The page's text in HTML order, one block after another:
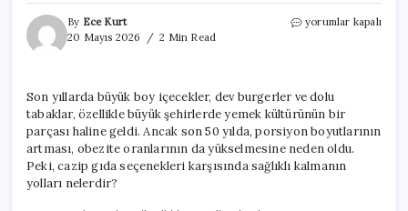
By Ece Kurt
20 Mayıs 2026
2 Min Read
Beslenme
Büyüyor:
Sağlıklı
Yaşam
İçin
Öneriler
yorumlar kapalı
Son yıllarda büyük boy içecekler, dev burgerler ve dolu
tabaklar, özellikle büyük şehirlerde yemek kültürünün bir
parçası haline geldi. Ancak son 50 yılda, porsiyon boyutlarının
artması, obezite oranlarının da yükselmesine neden oldu.
Peki, cazip gıda seçenekleri karşısında sağlıklı kalmanın
yolları nelerdir?